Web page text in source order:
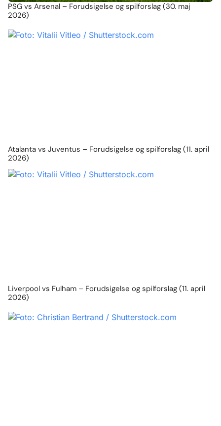
PSG vs Arsenal – Forudsigelse og spilforslag (30. maj
2026)
Atalanta vs Juventus – Forudsigelse og spilforslag (11. april
2026)
Liverpool vs Fulham – Forudsigelse og spilforslag (11. april
2026)